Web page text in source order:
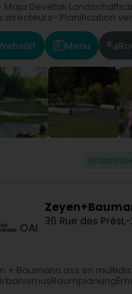
- Maja Devetak
directeurs- Planification
Menu
OAI 36 Rue des Prés
+ Baumann ass en